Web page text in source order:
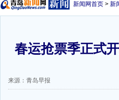
新闻网首页 > 新
春运抢票季正式
来源：青岛早报